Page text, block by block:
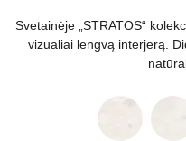
Svetainėje „STRATOS“
vizualiai lengvą interjerą.